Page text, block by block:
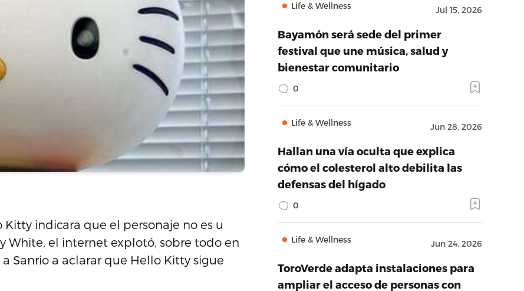
indicara que el personaje no es u
White, el internet explotó, sobre todo en
Sanrio a aclarar que Hello Kitty sigue
Life & Wellness Jul 15, 2026
Bayamón será sede del primer
festival que une música, salud y
bienestar comunitario
0
Life & Wellness Jun 28, 2026
Hallan una vía oculta que explica
cómo el colesterol alto debilita las
defensas del hígado
0
Life & Wellness Jun 24, 2026
ToroVerde adapta instalaciones para
ampliar el acceso de personas con